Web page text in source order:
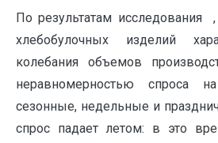
По результатам исследования
хлебобулочных изделий
колебания объемов
неравномерностью спроса
сезонные, недельные и
спрос падает летом: в это